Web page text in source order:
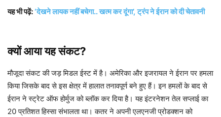
यह भी पढ़ें:‘देखने लायक नहीं बचेगा.. खत्म कर दूंगा’, ट्रंप ने ईरान को दी चेतावनी
क्यों आया यह संकट?
मौजूदा संकट की जड़ मिडल ईस्ट में है। अमेरिका और इजरायल ने ईरान पर हमला
किया जिसके बाद से इस क्षेत्र में हालात तनावपूर्ण बने हुए हैं। इन हमलों के बाद से
ईरान ने स्ट्रेट ऑफ होर्मुज को ब्लॉक कर दिया है। यह इंटरनेशन तेल सप्लाई का
20 प्रतिशत हिस्सा संभालता था। कतर ने अपनी एलएनजी प्रोडक्शन को